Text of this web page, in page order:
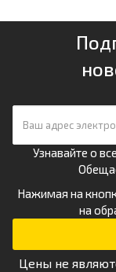
Узнавайте о
Нажимая на
на
Цены не